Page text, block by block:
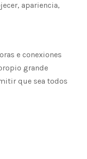
apariencia,
e conexiones
grande
que sea todos